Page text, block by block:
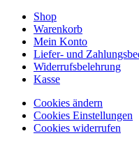
Shop
Warenkorb
Mein Konto
Liefer- und
Widerrufsbelehrung
Kasse
Cookies ändern
Cookies Einstellungen
Cookies widerrufen